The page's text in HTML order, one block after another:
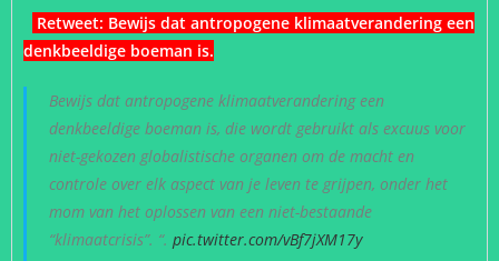
Retweet: Bewijs dat antropogene klimaatverandering een
denkbeeldige boeman is.
Bewijs dat antropogene klimaatverandering een
denkbeeldige boeman is, die wordt gebruikt als excuus voor
niet-gekozen globalistische organen om de macht en
controle over elk aspect van je leven te grijpen, onder het
mom van het oplossen van een niet-bestaande
“klimaatcrisis”. “. pic.twitter.com/vBf7jXM17y